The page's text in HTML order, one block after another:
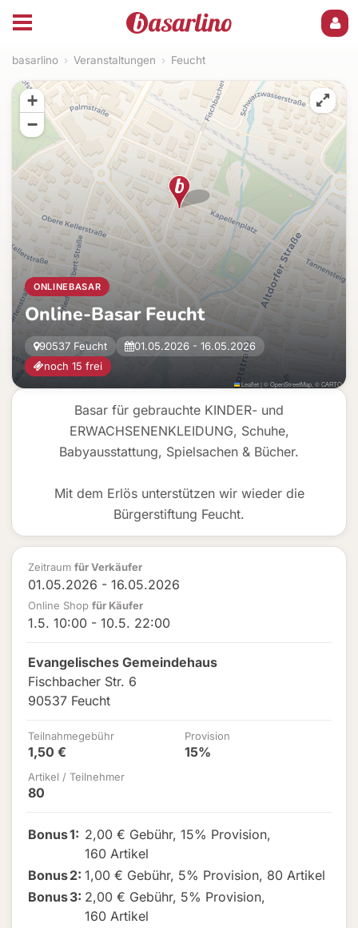
basarlino › Veranstaltungen › Feucht
Basar für gebrauchte KINDER- und
ERWACHSENENKLEIDUNG, Schuhe,
Babyausstattung, Spielsachen & Bücher.
Mit dem Erlös unterstützen wir wieder die
Bürgerstiftung Feucht.
Zeitraum für Verkäufer
01.05.2026 - 16.05.2026
Online Shop für Käufer
1.5. 10:00 - 10.5. 22:00
Evangelisches Gemeindehaus
Fischbacher Str. 6
90537 Feucht
Teilnahmegebühr
1,50 €
Provision
15%
Artikel / Teilnehmer
80
Bonus1: 2,00 € Gebühr, 15% Provision,
160 Artikel
Bonus2: 1,00 € Gebühr, 5% Provision, 80 Artikel
Bonus3: 2,00 € Gebühr, 5% Provision,
160 Artikel
ONLINEBASAR
Online-Basar Feucht
90537 Feucht
01.05.2026 - 16.05.2026
noch 15 frei
+
−
Leaflet|©OpenStreetMap , ©CARTO